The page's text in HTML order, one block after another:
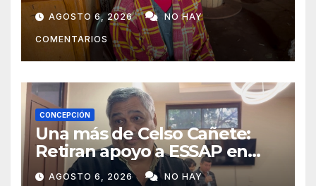
precarias y vecinos impulsan
campaña solidaria para
ayudarlas
AGOSTO 6, 2026 NO HAY
COMENTARIOS
CONCEPCIÓN
Una más de Celso Cañete:
Retiran apoyo a ESSAP en
Concepción
AGOSTO 6, 2026 NO HAY